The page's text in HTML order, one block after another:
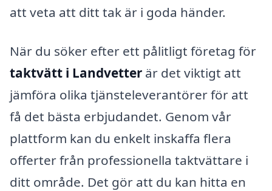
att veta att ditt tak är i goda händer.
När du söker efter ett pålitligt företag för
taktvätt i Landvetter är det viktigt att
jämföra olika tjänsteleverantörer för att
få det bästa erbjudandet. Genom vår
plattform kan du enkelt inskaffa flera
offerter från professionella taktvättare i
ditt område. Det gör att du kan hitta en